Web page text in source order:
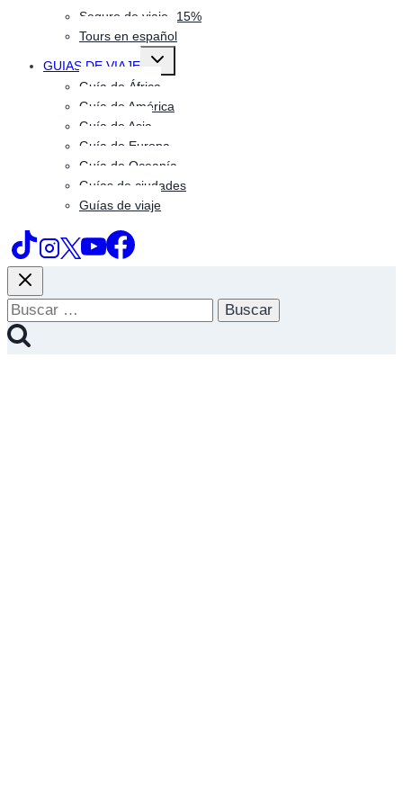
Seguro de viaje -15%
Tours en español
GUIAS DE VIAJE
Alternar
hijo
Guía de África
Guía de América
Guía de Asia
Guía de Europa
Guía de Oceanía
Guías de ciudades
Guías de viaje
Buscar: